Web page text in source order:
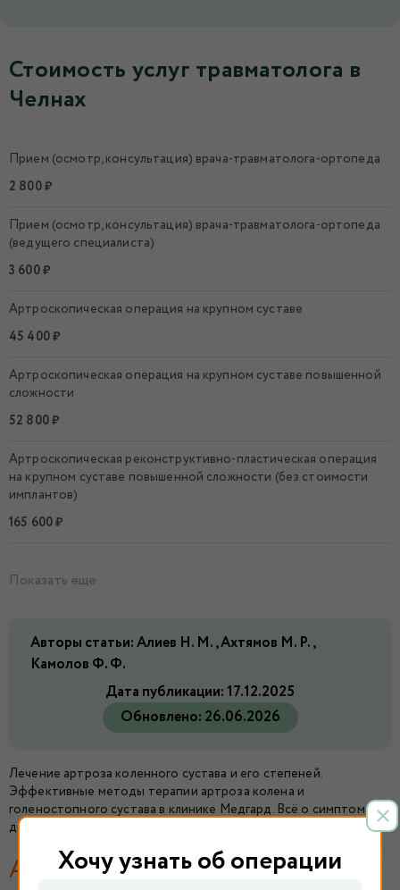
Стоимость услуг травматолога в
Челнах
Прием (осмотр, консультация) врача-травматолога-ортопеда
2 800 ₽
Прием (осмотр, консультация) врача-травматолога-ортопеда
(ведущего специалиста)
3 600 ₽
Артроскопическая операция на крупном суставе
45 400 ₽
Артроскопическая операция на крупном суставе повышенной
сложности
52 800 ₽
Артроскопическая реконструктивно-пластическая операция
на крупном суставе повышенной сложности (без стоимости
имплантов)
165 600 ₽
Показать еще
Авторы статьи: Алиев Н. М., Ахтямов М. Р.,
Камолов Ф. Ф.
Дата публикации: 17.12.2025
Обновлено: 26.06.2026
Лечение артроза коленного сустава и его степеней.
Эффективные методы терапии артроза колена и
голеностопного сустава в клинике Медгард. Всё о симптомах,
диагностике и лечении артроза коленного сустава.
Артроз коленного сустава:
Хочу узнать об операции